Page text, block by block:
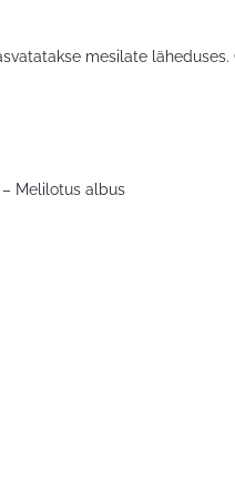
mesilate
Melilotus albus